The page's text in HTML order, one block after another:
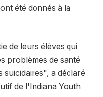
été donnés à la
de leurs élèves qui
problèmes de santé
suicidaires", a déclaré
de l'Indiana Youth